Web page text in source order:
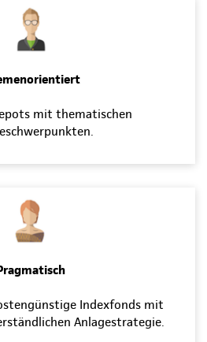
mit thematischen
Indexfonds mit
Anlagestrategie.